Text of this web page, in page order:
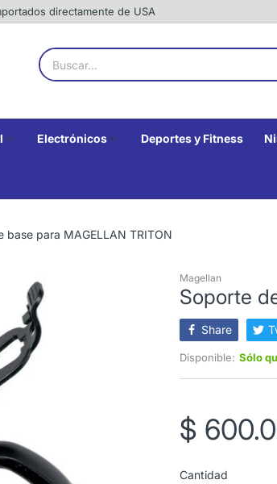
directamente de USA
Electrónicos Deportes y Fitness
base para MAGELLAN TRITON
Magellan
Soporte
Share
Disponible: Sólo
$
Cantidad